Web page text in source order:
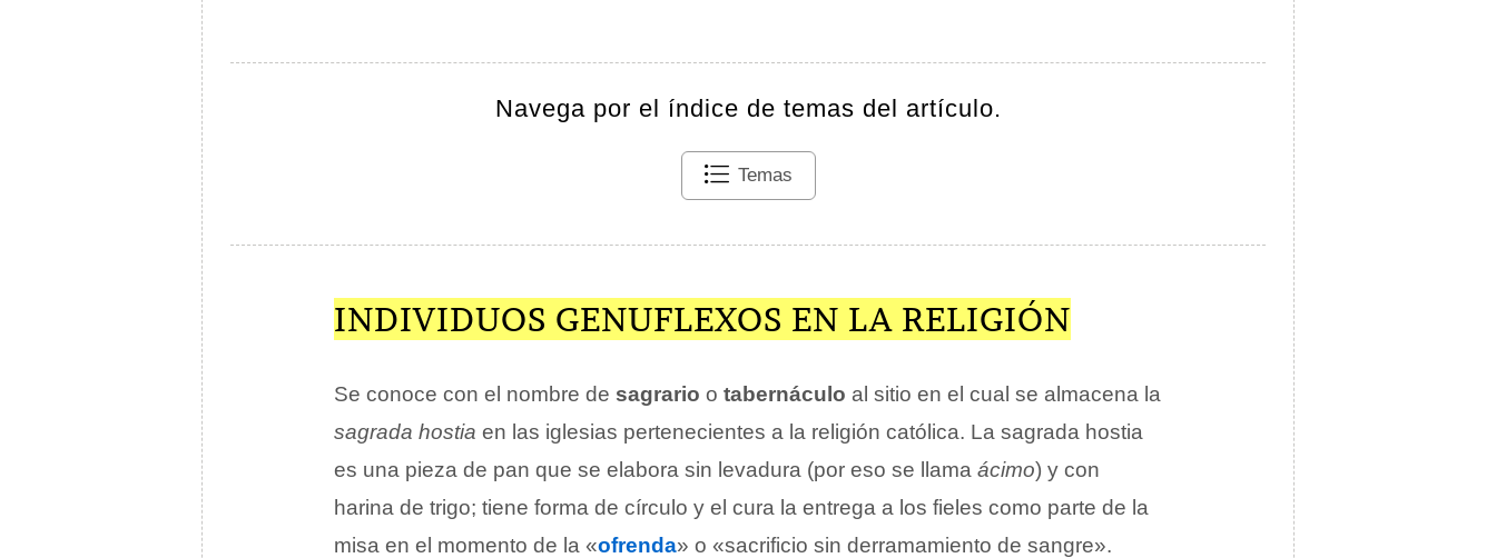
Navega por el índice de temas del artículo.
Temas
INDIVIDUOS GENUFLEXOS EN LA RELIGIÓN
Se conoce con el nombre de sagrario o tabernáculo al sitio en el cual se almacena la
sagrada hostia en las iglesias pertenecientes a la religión católica. La sagrada hostia
es una pieza de pan que se elabora sin levadura (por eso se llama ácimo) y con
harina de trigo; tiene forma de círculo y el cura la entrega a los fieles como parte de la
misa en el momento de la «ofrenda» o «sacrificio sin derramamiento de sangre».